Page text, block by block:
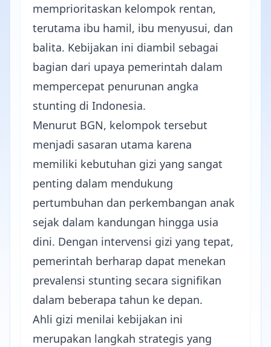
memprioritaskan kelompok rentan,
terutama ibu hamil, ibu menyusui, dan
balita. Kebijakan ini diambil sebagai
bagian dari upaya pemerintah dalam
mempercepat penurunan angka
stunting di Indonesia.
Menurut BGN, kelompok tersebut
menjadi sasaran utama karena
memiliki kebutuhan gizi yang sangat
penting dalam mendukung
pertumbuhan dan perkembangan anak
sejak dalam kandungan hingga usia
dini. Dengan intervensi gizi yang tepat,
pemerintah berharap dapat menekan
prevalensi stunting secara signifikan
dalam beberapa tahun ke depan.
Ahli gizi menilai kebijakan ini
merupakan langkah strategis yang